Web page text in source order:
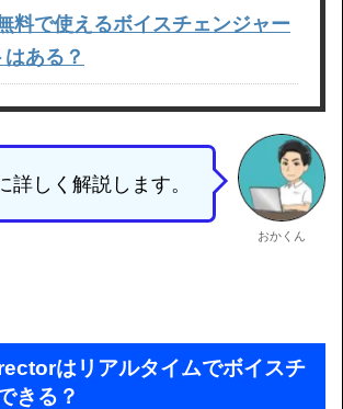
料で使えるボイスチェンジャー
ある？
詳しく解説します。
おかくん
はリアルタイムでボイスチ
きる？